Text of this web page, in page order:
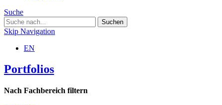
Suche
Skip Navigation
EN
Portfolios
Nach Fachbereich filtern